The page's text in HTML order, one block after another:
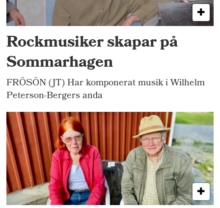
Rockmusiker skapar på
Sommarhagen
FRÖSÖN (JT) Har komponerat musik i Wilhelm
Peterson-Bergers anda